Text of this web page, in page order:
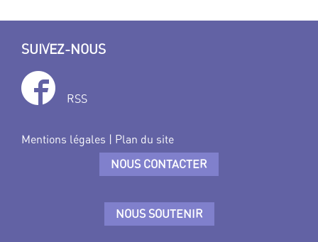
SUIVEZ-NOUS
RSS
Mentions légales | Plan du site
NOUS CONTACTER
NOUS SOUTENIR